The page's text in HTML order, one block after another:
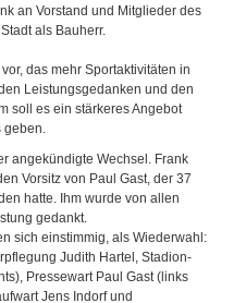
an Vorstand und Mitglieder des
als Bauherr.
das mehr Sportaktivitäten in
Leistungsgedanken und den
soll es ein stärkeres Angebot
geben.
angekündigte Wechsel. Frank
Vorsitz von Paul Gast, der 37
hatte. Ihm wurde von allen
gedankt.
sich einstimmig, als Wiederwahl:
Judith Hartel, Stadion-
Pressewart Paul Gast (links
Jens Indorf und